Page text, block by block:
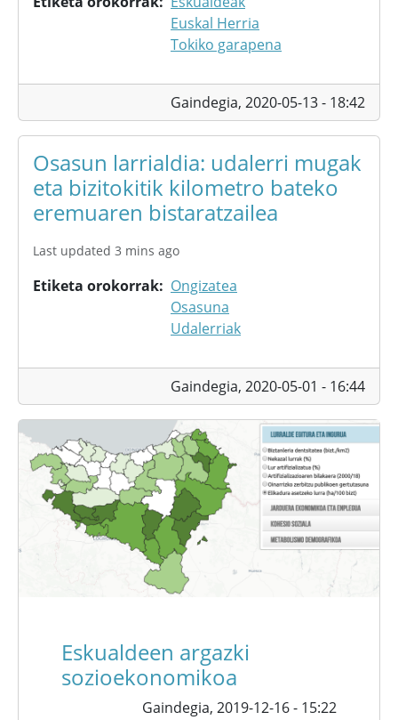
Euskal Herria
Tokiko garapena
Gaindegia, 2020-05-13 - 18:42
Osasun larrialdia: udalerri mugak
eta bizitokitik kilometro bateko
eremuaren bistaratzailea
Last updated 3 mins ago
Etiketa orokorrak
Ongizatea
Osasuna
Udalerriak
Gaindegia, 2020-05-01 - 16:44
Eskualdeen argazki
sozioekonomikoa
Gaindegia, 2019-12-16 - 15:22